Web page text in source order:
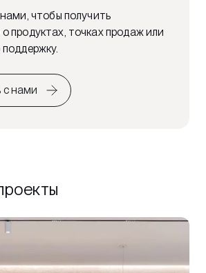
чтобы получить
продуктах, точках продаж или
с нами